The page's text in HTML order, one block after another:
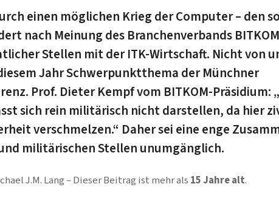
einen möglichen Krieg der Computer – den
nach Meinung des Branchenverbands
Stellen mit der ITK-Wirtschaft. Nicht von
Jahr Schwer­punkt­thema der Münchner
Prof. Dieter Kempf vom BITKOM-Prä­si­dium:
sich rein militärisch nicht darstellen, da hier
verschmelzen.“ Daher sei eine enge
militärischen Stellen unumgänglich.
J.M. Lang Dieser Beitrag ist mehr als 15 Jahre alt.